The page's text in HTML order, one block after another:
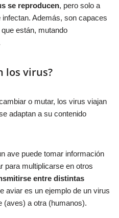
se reproducen, pero solo a
Además, son capaces
están, mutando
los virus?
o mutar, los virus viajan
adaptan a su contenido
ave puede tomar información
para multiplicarse en otros
entre distintas
aviar es un ejemplo de un virus
(aves) a otra (humanos).